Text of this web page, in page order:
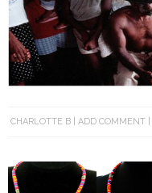
CHARLOTTE B ADD COMMENT